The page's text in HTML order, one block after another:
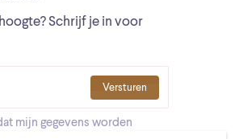
Schrijf je in voor
mijn gegevens worden
Versturen